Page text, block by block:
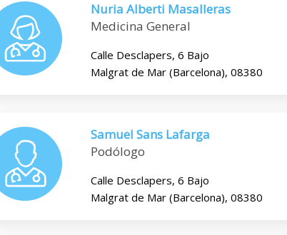
Nuria Alberti Masalleras
Medicina General
Calle Desclapers, 6 Bajo
Malgrat de Mar (Barcelona), 08380
Samuel Sans Lafarga
Podólogo
Calle Desclapers, 6 Bajo
Malgrat de Mar (Barcelona), 08380